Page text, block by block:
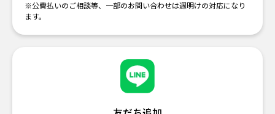
※公費払いのご相談等、一部のお問い合わせは週明けの対応になり
ます。